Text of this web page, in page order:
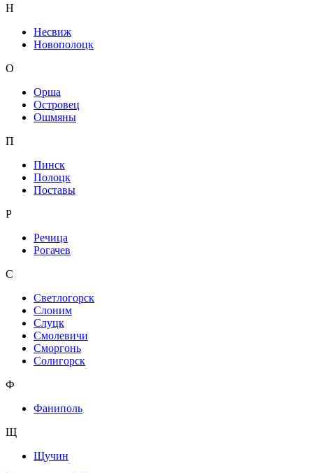
Н
Несвиж
Новополоцк
О
Орша
Островец
Ошмяны
П
Пинск
Полоцк
Поставы
Р
Речица
Рогачев
С
Светлогорск
Слоним
Слуцк
Смолевичи
Сморгонь
Солигорск
Ф
Фаниполь
Щ
Щучин